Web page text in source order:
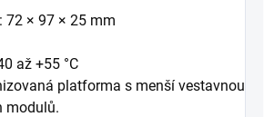
72 × 97 × 25 mm
až +55 °C
platforma s menší vestavnou
modulů.